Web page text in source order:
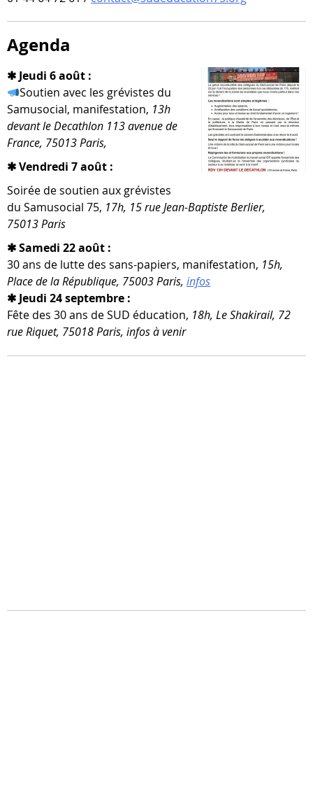
Agenda
✱ Jeudi 6 août :
Soutien avec les gré­vistes du
Samusocial, mani­fes­ta­tion, 13h
devant le Decathlon 113 ave­nue de
France, 75013 Paris,
✱ Vendredi 7 août :
Soirée de sou­tien aux gré­vistes
du Samusocial 75, 17h, 15 rue Jean-​Baptiste Berlier,
75013 Paris
✱ Samedi 22 août :
30 ans de lutte des sans-​papiers, mani­fes­ta­tion, 15h,
Place de la République, 75003 Paris, infos
✱ Jeudi 24 septembre :
Fête des 30 ans de SUD édu­ca­tion, 18h, Le Shakirail, 72
rue Riquet, 75018 Paris, infos à venir